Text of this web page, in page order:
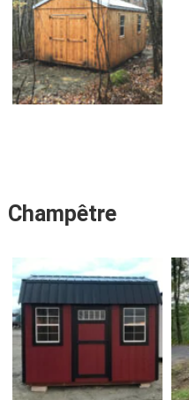
Champêtre